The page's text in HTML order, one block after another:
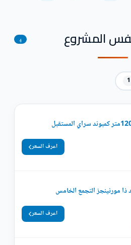
المشروع 4
1
اعرف السعر
اعرف السعر